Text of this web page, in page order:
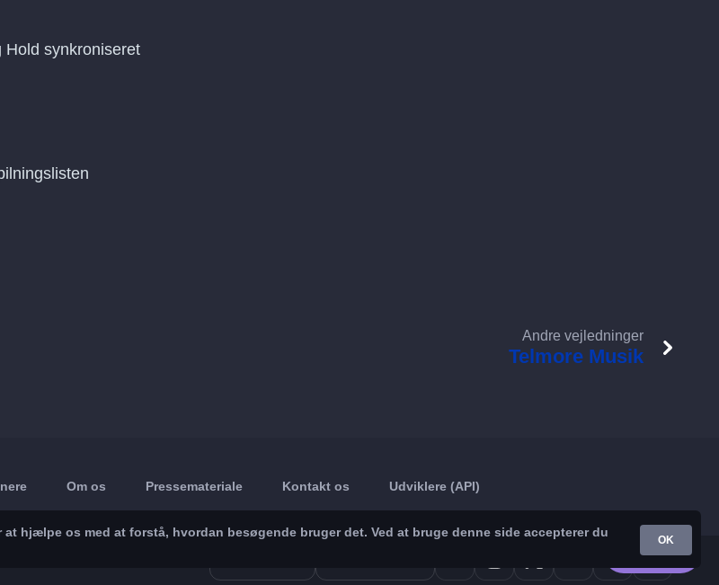
synkroniseret
Andre vejledninger
Telmore Musik
Om os Pressemateriale Kontakt os Udviklere (API)
hjælpe os med at forstå, hvordan besøgende bruger det. Ved at bruge denne side accepterer du
OK